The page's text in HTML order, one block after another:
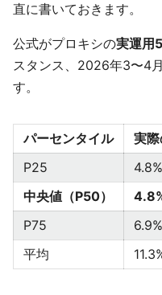
直に書いておきます。
公式がプロキシの実運用
スタンス、2026年3〜4
す。
パーセンタイル
実
P25
4.8%
中央値（P50）
P75
6.9%
平均